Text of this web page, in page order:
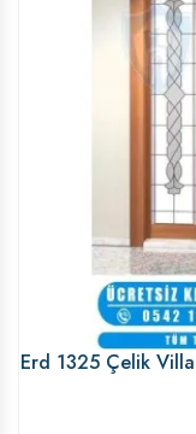
Erd 1325 Çelik Villa